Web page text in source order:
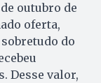
outubro de
oferta,
do
Desse valor,